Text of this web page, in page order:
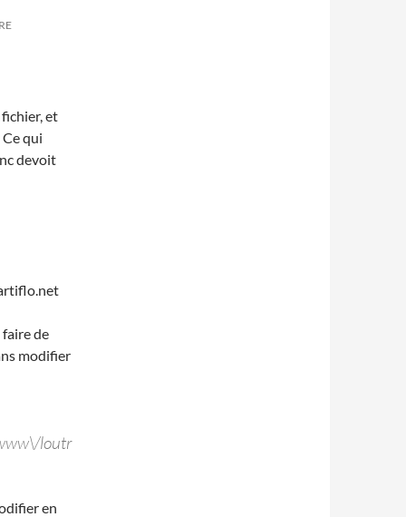
et
qui
devoit
de
modifier
loutr
en